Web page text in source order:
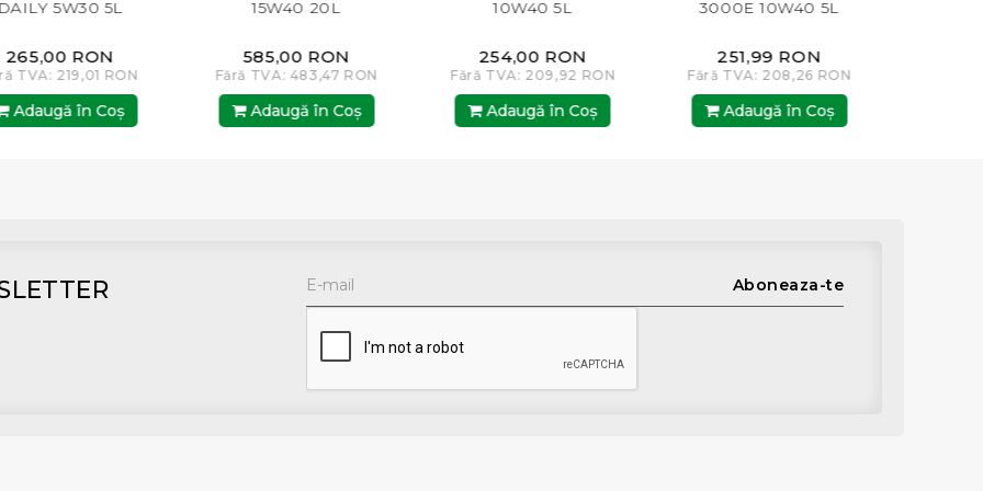
Fără TVA: 483,47 RON
Adaugă în Coş
Fără TVA: 209,92 RON
Adaugă în Coş
3000E 10W40 5L
Fără TVA: 208,26 RON
Adaugă în Coş
Fără TVA: 237,19 RON
Aboneaza-te